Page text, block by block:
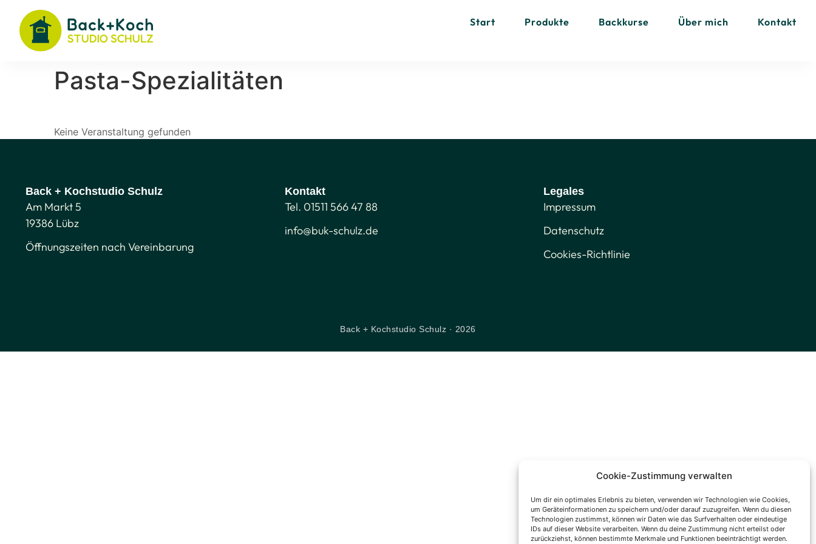
Cookie-Zustimmung verwalten
Um dir ein optimales Erlebnis zu bieten, verwenden wir Technologien wie Cookies,
um Geräteinformationen zu speichern und/oder darauf zuzugreifen. Wenn du diesen
Technologien zustimmst, können wir Daten wie das Surfverhalten oder eindeutige
IDs auf dieser Website verarbeiten. Wenn du deine Zustimmung nicht erteilst oder
zurückziehst, können bestimmte Merkmale und Funktionen beeinträchtigt werden.
Start Produkte Backkurse Über mich Kontakt
Pasta-Spezialitäten
Keine Veranstaltung gefunden
Back + Kochstudio Schulz
Am Markt 5
19386 Lübz
Öffnungszeiten nach Vereinbarung
Kontakt
Tel. 01511 566 47 88
info@buk-schulz.de
Legales
Impressum
Datenschutz
Cookies-Richtlinie
Back + Kochstudio Schulz · 2026